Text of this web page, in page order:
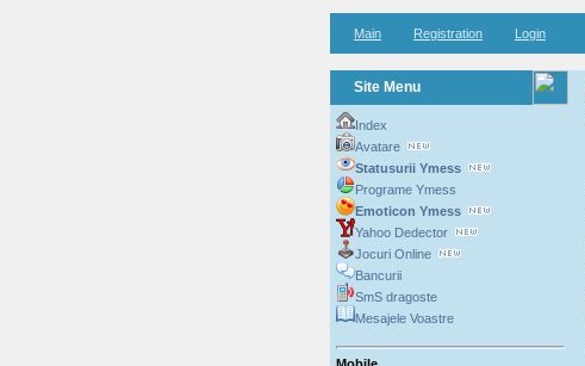
Main Registration Login
Site Menu
Index
Avatare
Statusurii Ymess
Programe Ymess
Emoticon Ymess
Yahoo Dedector
Jocuri Online
Bancurii
SmS dragoste
Mesajele Voastre